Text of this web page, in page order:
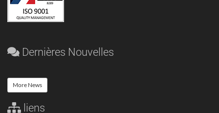
Dernières Nouvelles
More News
liens